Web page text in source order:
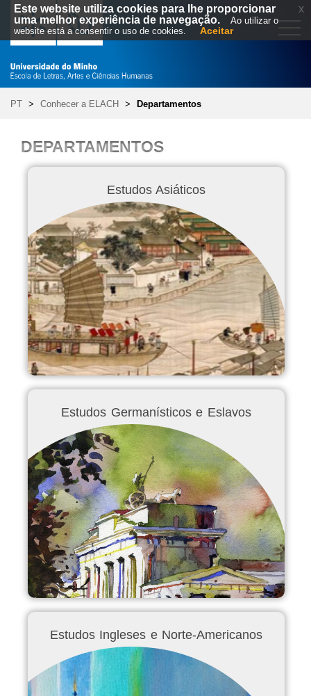
PT > Conhecer a ELACH > Departamentos
DEPARTAMENTOS
Estudos Asiáticos
Estudos Germanísticos e Eslavos
Estudos Ingleses e Norte-Americanos
Este website utiliza cookies para lhe proporcionar
uma melhor experiência de navegação.
Ao utilizar o
website está a consentir o uso de cookies.
Aceitar
x